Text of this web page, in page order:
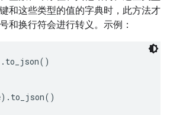
和这些类型的值的字典时，此方法才
和换行符会进行转义。示例：